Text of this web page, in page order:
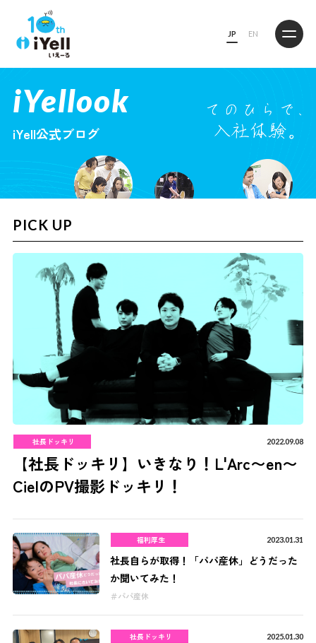
JP EN
iYellook
iYell公式ブログ
PICK UP
社長ドッキリ 2022.09.08
【社長ドッキリ】いきなり！L'Arc〜en〜
CielのPV撮影ドッキリ！
福利厚生 2023.01.31
社長自らが取得！「パパ産休」どうだった
か聞いてみた！
パパ産休
社長ドッキリ 2025.01.30